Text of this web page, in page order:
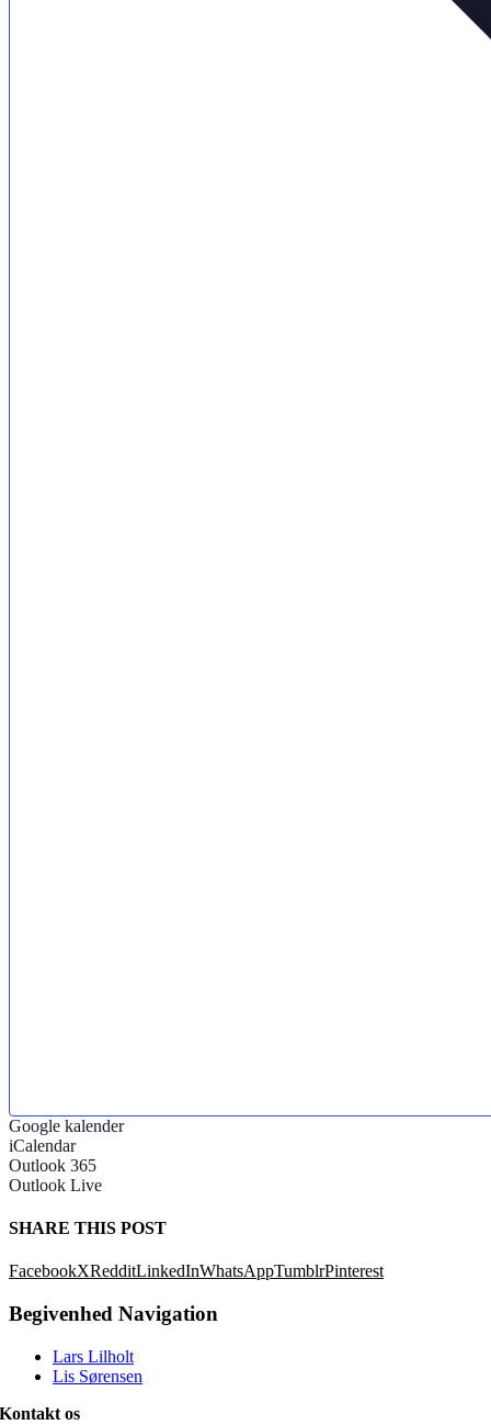
Google kalender
iCalendar
Outlook 365
Outlook Live
SHARE THIS POST
FacebookXRedditLinkedInWhatsAppTumblrPinterest
Begivenhed Navigation
Lars Lilholt
Lis Sørensen
Kontakt os